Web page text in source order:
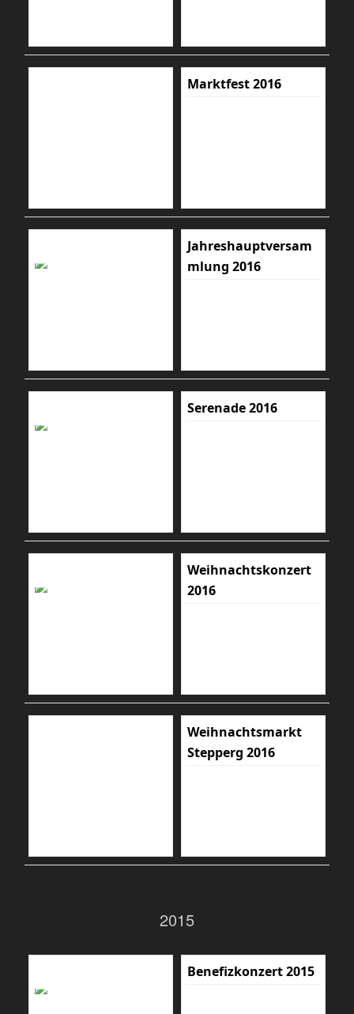
Marktfest 2016
Jahreshauptversam
mlung 2016
Serenade 2016
Weihnachtskonzert
2016
Weihnachtsmarkt
Stepperg 2016
2015
Benefizkonzert 2015